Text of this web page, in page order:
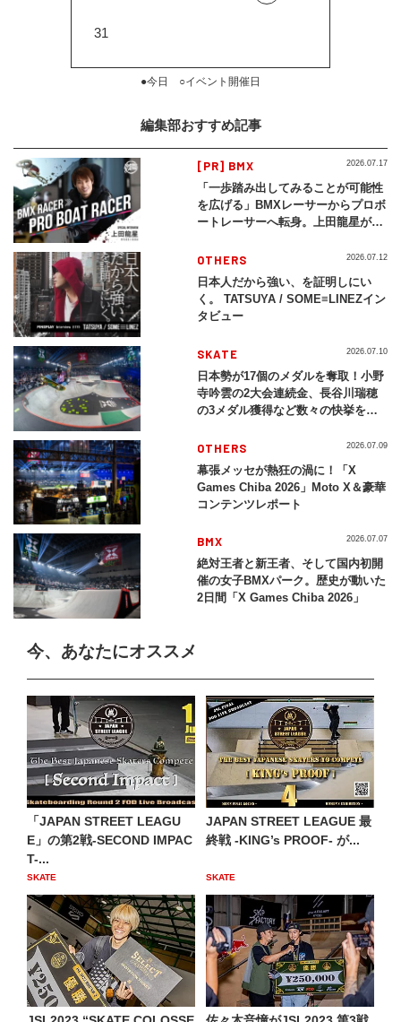
31
●今日 ○イベント開催日
編集部おすすめ記事
[PR] BMX
「一歩踏み出してみることが可能性
を広げる」BMXレーサーからプロボ
ートレーサーへ転身。上田龍星が体
2026.07.17
OTHERS
日本人だから強い、を証明しにい
く。 TATSUYA / SOME≡LINEZイン
タビュー
2026.07.12
SKATE
日本勢が17個のメダルを奪取！小野
寺吟雲の2大会連続金、長谷川瑞穂
の3メダル獲得など数々の快挙をプ
2026」
2026.07.10
OTHERS
幕張メッセが熱狂の渦に！「X
Games Chiba 2026」Moto X＆豪華
コンテンツレポート
2026.07.09
BMX
絶対王者と新王者、そして国内初開
催の女子BMXパーク。歴史が動いた
2日間「X Games Chiba 2026」
2026.07.07
今、あなたにオススメ
「JAPAN STREET LEAGU
E」の第2戦-SECOND IMPAC
T-...
SKATE
JAPAN STREET LEAGUE 最
終戦 -KING’s PROOF- が...
SKATE